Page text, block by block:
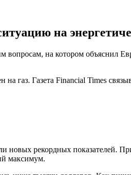
на
на котором объяснил
газ. Газета Financial Times
рекордных показателей.
максимум.